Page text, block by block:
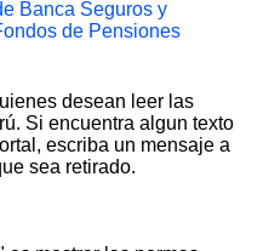
Banca Seguros y
de Pensiones
desean leer las
Si encuentra algun texto
escriba un mensaje a
sea retirado.